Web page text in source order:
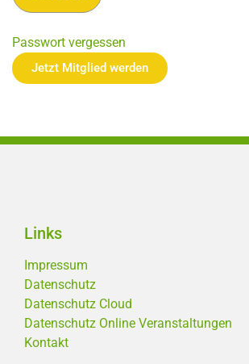
Passwort vergessen
Jetzt Mitglied werden
Links
Impressum
Datenschutz
Datenschutz Cloud
Datenschutz Online Veranstaltungen
Kontakt